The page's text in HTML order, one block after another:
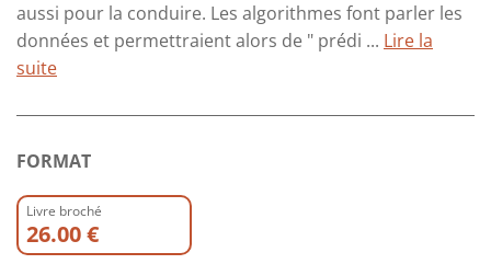
aussi pour la conduire. Les algorithmes font parler les
données et permettraient alors de " prédi ... Lire la
suite
FORMAT
Livre broché
26.00 €